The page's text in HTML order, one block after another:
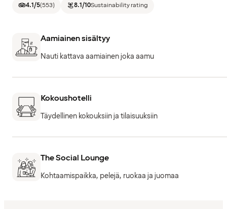
4.1/5(553) 8.1/10Sustainability rating
Aamiainen sisältyy
Nauti kattava aamiainen joka aamu
Kokoushotelli
Täydellinen kokouksiin ja tilaisuuksiin
The Social Lounge
Kohtaamispaikka, pelejä, ruokaa ja juomaa